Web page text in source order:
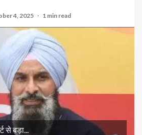
4, 2025 1 min read
से बड़ा...